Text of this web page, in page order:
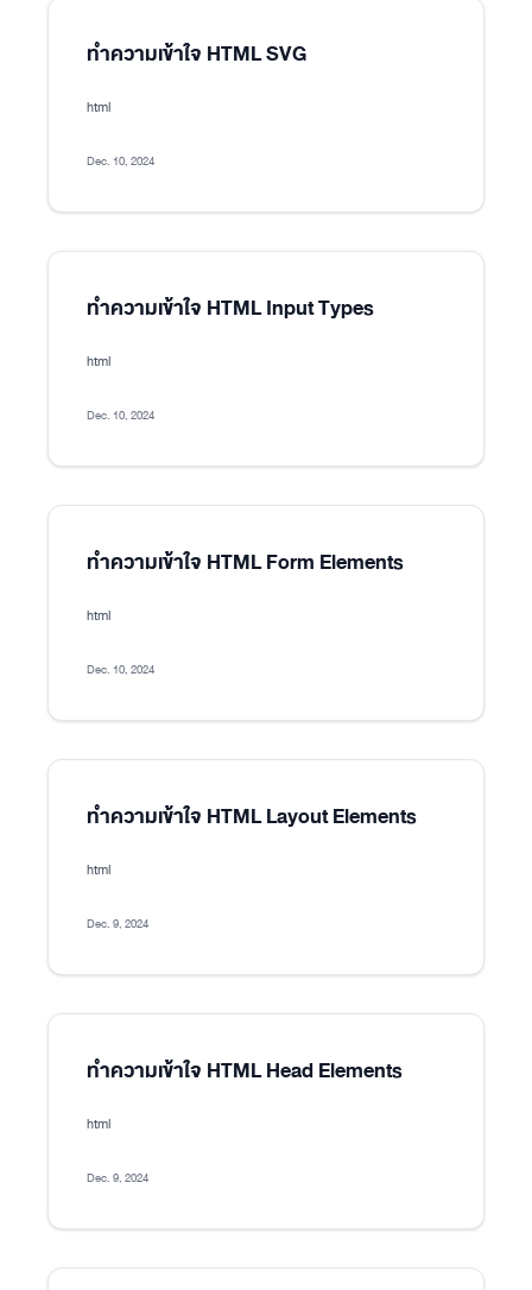
ทำความเข้าใจ HTML SVG
html
Dec. 10, 2024
ทำความเข้าใจ HTML Input Types
html
Dec. 10, 2024
ทำความเข้าใจ HTML Form Elements
html
Dec. 10, 2024
ทำความเข้าใจ HTML Layout Elements
html
Dec. 9, 2024
ทำความเข้าใจ HTML Head Elements
html
Dec. 9, 2024